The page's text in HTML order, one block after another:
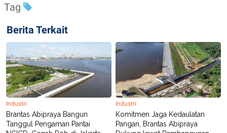
D
A
G
A
N
A
N
C
E
A
K
I
N
E
J
A
E
M
I
T
N
Tag
Berita Terkait
Industri
Brantas Abipraya Bangun
Tanggul Pengaman Pantai
Industri
Komitmen Jaga Kedaulatan
Pangan, Brantas Abipraya